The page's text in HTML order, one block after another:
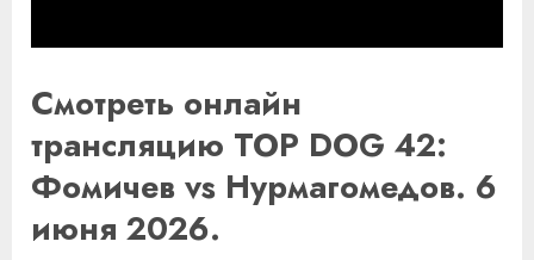
Смотреть онлайн
трансляцию TOP DOG 42:
Фомичев vs Нурмагомедов. 6
июня 2026.